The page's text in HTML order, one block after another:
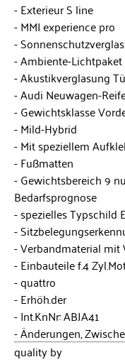
Exterieur S line
MMI experience pro
Ambiente-
Akustikverglasung
Audi Neuwagen-
Gewichtsklasse
Mild-Hybrid
Mit speziellem
Fußmatten
Gewichtsbereich 9
Bedarfsprognose
spezielles Typschild
Verbandmaterial
Einbauteile f.4
quattro
Erhöh.der
Int.KnNr: ABJA41
Änderungen,
quality by